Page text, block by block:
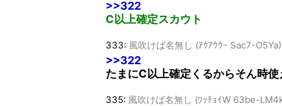
>>322
C以上確定スカウト
333: 風吹けば名無し (ｱｳｱｳｳｰ Sac7-O5Ya)
>>322
たまにC以上確定くるからそん時
335: 風吹けば名無し (ﾜｯﾁｮｲW 63be-